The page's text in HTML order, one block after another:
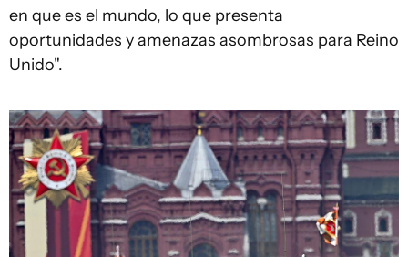
en que es el mundo, lo que presenta
oportunidades y amenazas asombrosas para Reino
Unido".